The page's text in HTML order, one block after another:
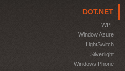
DOT.NET
WPF
Window Azure
LightSwitch
Silverlight
Windows Phone